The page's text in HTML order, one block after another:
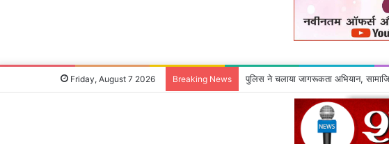
Friday, August 7 2026 Breaking News माओवादी रविंद्र गंझू के घर से चोरी की गयी